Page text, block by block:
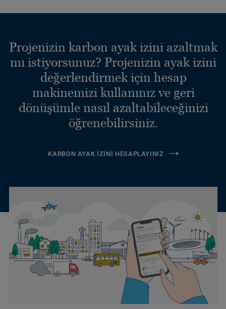
Projenizin karbon ayak izini azaltmak
mı istiyorsunuz? Projenizin ayak izini
değerlendirmek için hesap
makinemizi kullanınız ve geri
dönüşümle nasıl azaltabileceğinizi
öğrenebilirsiniz.
KARBON AYAK İZINI HESAPLAYINIZ